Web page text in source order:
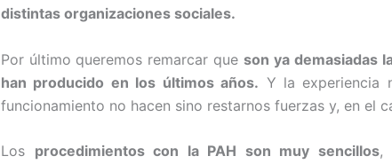
distintas organizaciones sociales.
Por último queremos remarcar que son ya demasiadas
han producido en los últimos años. Y la experiencia
funcionamiento no hacen sino restarnos fuerzas y, en el
Los procedimientos con la PAH son muy sencillos,